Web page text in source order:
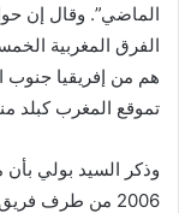
الفرق المغربية
هم من إفريقيا جنوب
تموقع المغرب كبلد
وذكر السيد بولي
2006 من طرف